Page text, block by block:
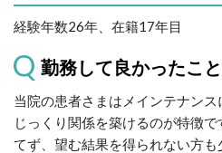
経験年数26年、在籍17年目
勤務して良かったこ
当院の患者さまはメインテナンス
じっくり関係を築けるのが特徴
てず、望む結果を得られない方